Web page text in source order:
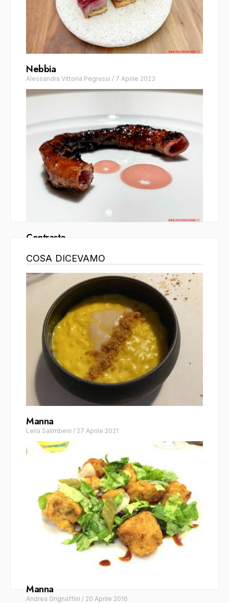
Nebbia
Alessandra Vittoria Pegrassi / 7 Aprile 2023
Contraste
COSA DICEVAMO
Manna
Leila Salimbeni / 27 Aprile 2021
Manna
Andrea Grignaffini / 20 Aprile 2016